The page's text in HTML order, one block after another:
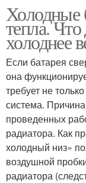
Холодные
тепла. Что
холоднее
Если батарея
она
требует не
система.
проведенных
радиатора. Как
холодный низ»
воздушной
радиатора